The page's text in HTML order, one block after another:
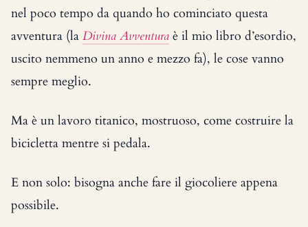
nel poco tempo da quando ho cominciato questa
avventura (la Divina Avventura è il mio libro d’esordio,
uscito nemmeno un anno e mezzo fa), le cose vanno
sempre meglio.
Ma è un lavoro titanico, mostruoso, come costruire la
bicicletta mentre si pedala.
E non solo: bisogna anche fare il giocoliere appena
possibile.